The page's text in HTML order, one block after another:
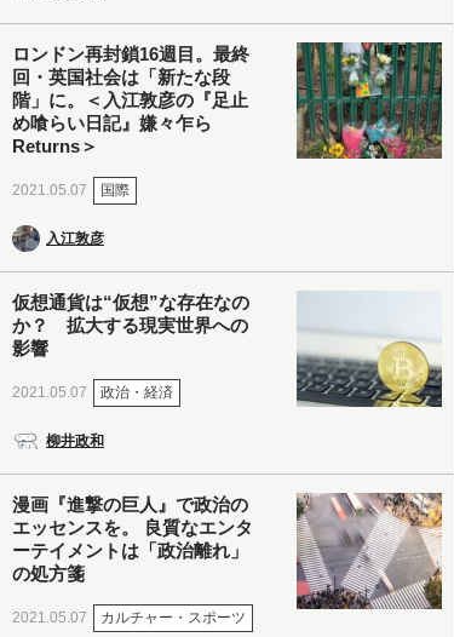
ロンドン再封鎖16週目。最終
回・英国社会は「新たな段
階」に。＜入江敦彦の『足止
め喰らい日記』嫌々乍ら
Returns＞
2021.05.07 国際
入江敦彦
仮想通貨は“仮想”な存在なの
か？ 拡大する現実世界への
影響
2021.05.07 政治・経済
柳井政和
漫画『進撃の巨人』で政治の
エッセンスを。 良質なエンタ
ーテイメントは「政治離れ」
の処方箋
2021.05.07 カルチャー・スポーツ